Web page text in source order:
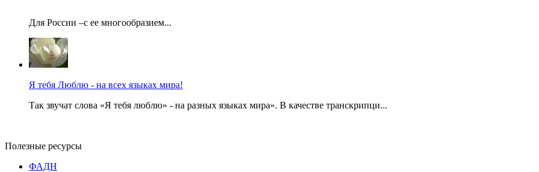
Для России –с ее многообразием...
Я тебя Люблю - на всех языках мира!
Так звучат слова «Я тебя люблю» - на разных языках мира». В качестве транскрипци...
Полезные ресурсы
ФАДН